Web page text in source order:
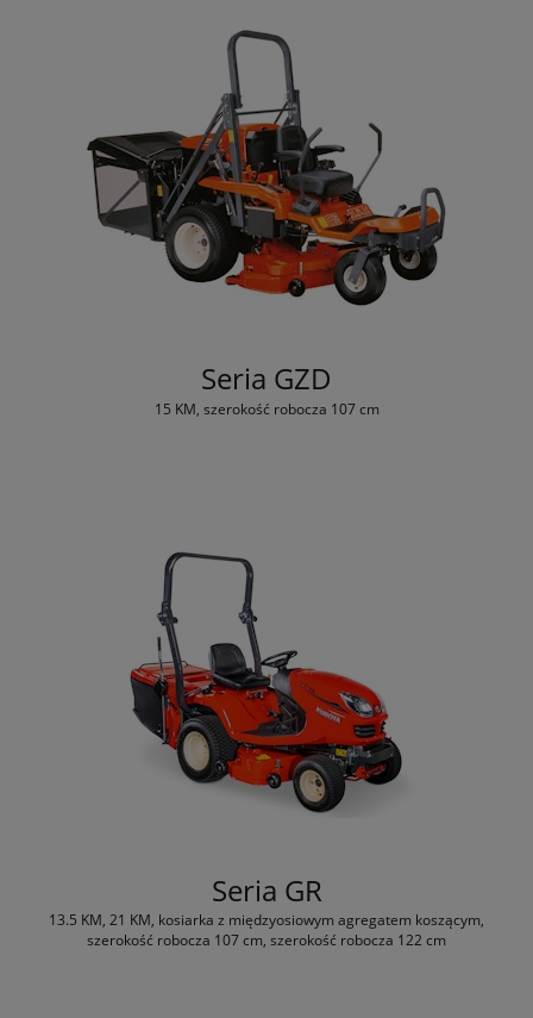
Seria GZD
15 KM, szerokość robocza 107 cm
Seria GR
13.5 KM, 21 KM, kosiarka z międzyosiowym agregatem koszącym,
szerokość robocza 107 cm, szerokość robocza 122 cm